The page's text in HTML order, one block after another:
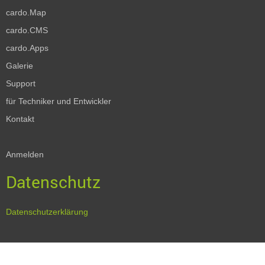
cardo.Map
cardo.CMS
cardo.Apps
Galerie
Support
für Techniker und Entwickler
Kontakt
Anmelden
Datenschutz
Datenschutzerklärung